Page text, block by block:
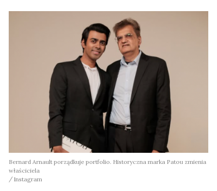
Bernard Arnault porządkuje portfolio. Historyczna marka Patou zmienia
właściciela
Instagram